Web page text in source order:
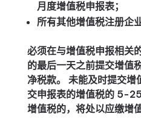
月度增值税申报表；
所有其他增值税注册企
必须在与增值税申报相关
的最后一天之前提交增值
净税款。 未能及时提交增
交申报表的增值税的 5-
增值税的，将处以应缴增